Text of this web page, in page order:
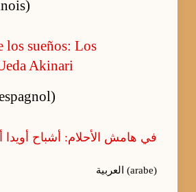
los sueños: Los
Akinari
في هامش الأحلام: أشباح أويدا
العربية (arabe)